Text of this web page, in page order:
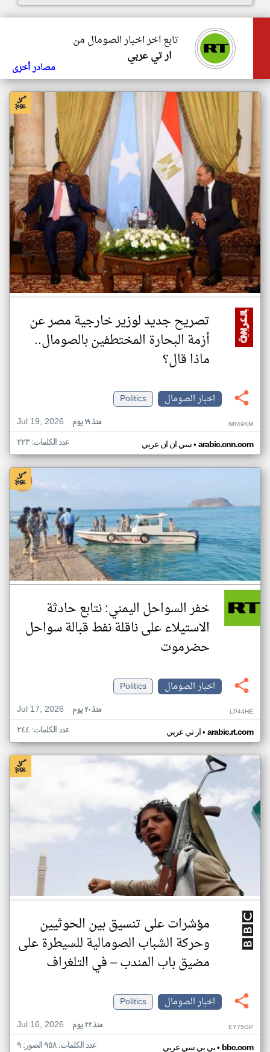
تابع اخر اخبار الصومال من
ار تي عربي
مصادر أخرى
تصريح جديد لوزير خارجية مصر عن
أزمة البحارة المختطفين بالصومال..
ماذا قال؟
اخبار الصومال
Politics
Jul 19, 2026
منذ ١٩ يوم NR49KM
سي ان ان عربي• arabic.cnn.com عدد الكلمات: ٢٢٣
خفر السواحل اليمني: نتابع حادثة
الاستيلاء على ناقلة نفط قبالة سواحل
حضرموت
اخبار الصومال
Politics
Jul 17, 2026
منذ ٢٠ يوم LP44HE
ار تي عربي• arabic.rt.com عدد الكلمات: ٢٤٤
مؤشرات على تنسيق بين الحوثيين
وحركة الشباب الصومالية للسيطرة على
مضيق باب المندب – في التلغراف
اخبار الصومال
Politics
Jul 16, 2026
منذ ٢٢ يوم EY75GP
بي بي سي عربي• bbc.com عدد الكلمات: ٩٥٨ الصور: ٩